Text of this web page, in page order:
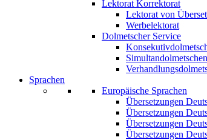
Lektorat Korrektorat
Lektorat von
Werbelektorat
Dolmetscher Service
Simultandolmetschen
Sprachen
Europäische Sprachen
Übersetzungen
Übersetzungen
Übersetzungen
Übersetzungen